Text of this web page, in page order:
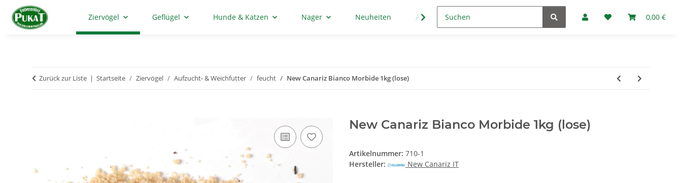
0,00 €
Ziervögel Geflügel Hunde & Katzen Nager Neuheiten Aktion Marken
Zurück zur Liste Startseite Ziervögel Aufzucht- & Weichfutter feucht New Canariz Bianco Morbide 1kg (lose)
New Canariz Bianco Morbide 1kg (lose)
Artikelnummer: 710-1
Hersteller:
New Canariz IT